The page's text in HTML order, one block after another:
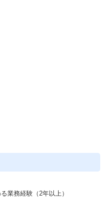
業務経験（2年以上）